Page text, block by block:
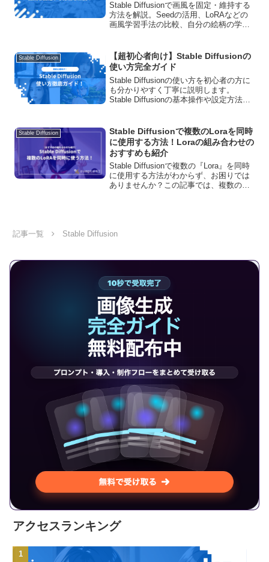
Stable Diffusionで画風を固定・維持する
方法を解説。Seedの活用、LoRAなどの
画風学習手法の比較、自分の絵柄の学習
バリエーションのイラストを生成したい
方に必見の情報です。
Stable Diffusion
【超初心者向け】Stable Diffusionの
使い方完全ガイド
Stable Diffusionの使い方を初心者の方に
も分かりやすく丁寧に説明します。
Stable Diffusionの基本操作や設定方法に
てもご紹介します！
Stable Diffusion
Stable Diffusionで複数のLoraを同時
に使用する方法！Loraの組み合わせの
おすすめも紹介
Stable Diffusionで複数の『Lora』を同時
に使用する方法がわからず、お困りでは
ありませんか？この記事では、複数の
記事一覧 Stable Diffusion
アクセスランキング